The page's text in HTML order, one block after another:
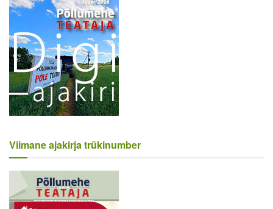
Viimane ajakirja trükinumber